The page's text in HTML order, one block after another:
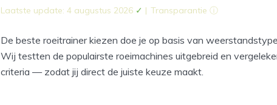
Laatste update: 4 augustus 2026 ✓ | Transparantie ⓘ
De beste roeitrainer kiezen doe je op basis van
Wij testten de populairste roeimachines uitgebreid en
criteria — zodat jij direct de juiste keuze maakt.